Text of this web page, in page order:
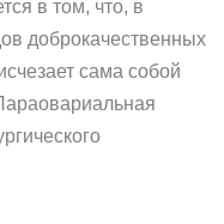
в том, что, в
доброкачественных
сама собой